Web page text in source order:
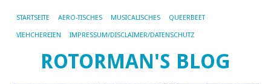
STARTSEITE AERO-TISCHES MUSICALISCHES QUEERBEET
VIEHCHEREIEN IMPRESSUM/DISCLAIMER/DATENSCHUTZ
ROTORMAN'S BLOG